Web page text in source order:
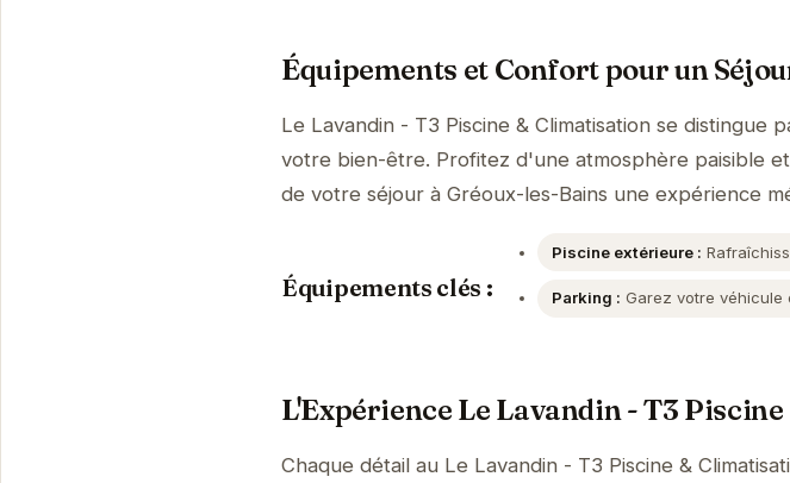
Équipements et Confort pour un
Le Lavandin - T3 Piscine & Climatisation se distingue
votre bien-être. Profitez d'une atmosphère paisible
de votre séjour à Gréoux-les-Bains une expérience
Équipements clés :
Piscine extérieure :
Parking : Garez votre véhicule
L'Expérience Le Lavandin - T3
Chaque détail au Le Lavandin - T3 Piscine &